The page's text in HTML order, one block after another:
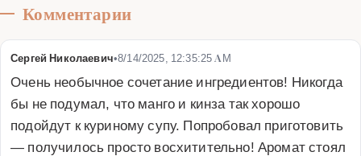
Комментарии
Сергей Николаевич•8/14/2025, 12:35:25 AM
Очень необычное сочетание ингредиентов! Никогда
бы не подумал, что манго и кинза так хорошо
подойдут к куриному супу. Попробовал приготовить
— получилось просто восхитительно! Аромат стоял